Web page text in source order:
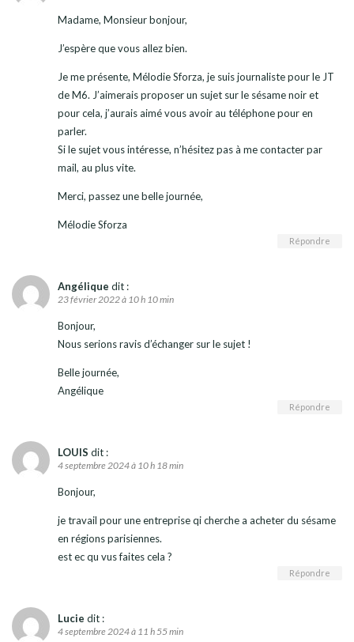
Madame, Monsieur bonjour,
J’espère que vous allez bien.
Je me présente, Mélodie Sforza, je suis journaliste pour le JT
de M6. J’aimerais proposer un sujet sur le sésame noir et
pour cela, j’aurais aimé vous avoir au téléphone pour en
parler.
Si le sujet vous intéresse, n’hésitez pas à me contacter par
mail, au plus vite.
Merci, passez une belle journée,
Mélodie Sforza
Répondre
Angélique dit :
23 février 2022 à 10 h 10 min
Bonjour,
Nous serions ravis d’échanger sur le sujet !
Belle journée,
Angélique
Répondre
LOUIS dit :
4 septembre 2024 à 10 h 18 min
Bonjour,
je travail pour une entreprise qi cherche a acheter du sésame
en régions parisiennes.
est ec qu vus faites cela ?
Répondre
Lucie dit :
4 septembre 2024 à 11 h 55 min